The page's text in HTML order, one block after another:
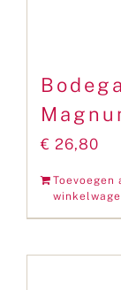
€ 26,80
Toevoegen